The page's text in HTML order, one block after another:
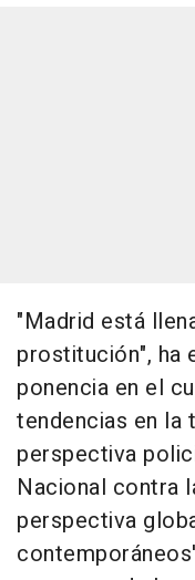
"Madrid está
prostitución", ha
ponencia en el
tendencias en la
perspectiva
Nacional contra
perspectiva